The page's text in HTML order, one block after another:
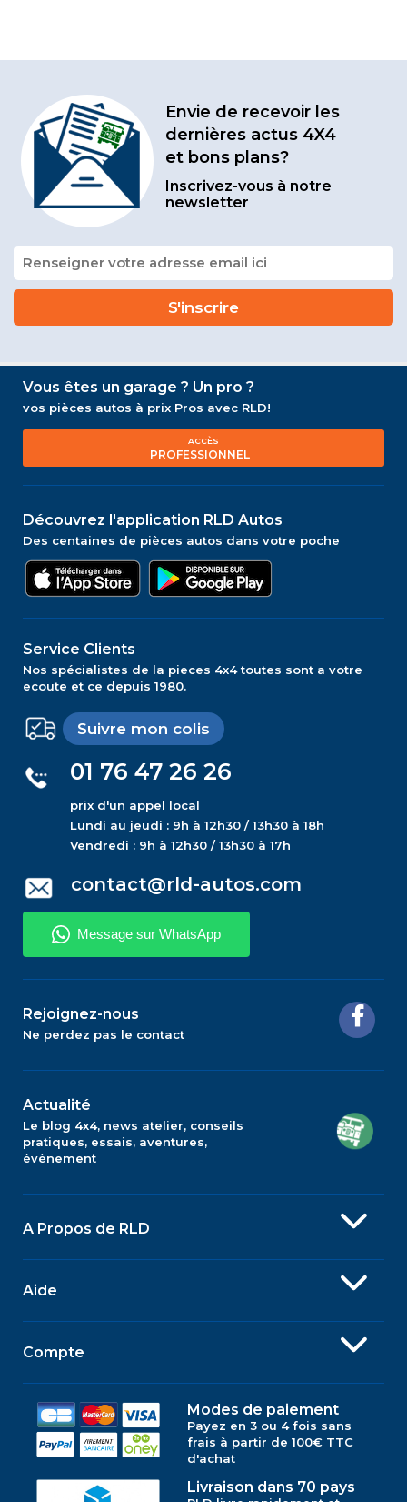
Envie de recevoir les
dernières actus 4X4
et bons plans?
Inscrivez-vous à notre
newsletter
Vous êtes un garage ? Un pro ?
vos pièces autos à prix Pros avec RLD!
ACCÈS
PROFESSIONNEL
Découvrez l'application RLD Autos
Des centaines de pièces autos dans votre poche
Service Clients
Nos spécialistes de la pieces 4x4 toutes sont a votre
ecoute et ce depuis 1980.
Suivre mon colis
01 76 47 26 26
prix d'un appel local
Lundi au jeudi : 9h à 12h30 / 13h30 à 18h
Vendredi : 9h à 12h30 / 13h30 à 17h
contact@rld-autos.com
Rejoignez-nous
Ne perdez pas le contact
Actualité
Le blog 4x4, news atelier, conseils
pratiques, essais, aventures,
évènement
A Propos de RLD
Aide
Compte
Modes de paiement
Payez en 3 ou 4 fois sans
frais à partir de 100€ TTC
d'achat
Livraison dans 70 pays